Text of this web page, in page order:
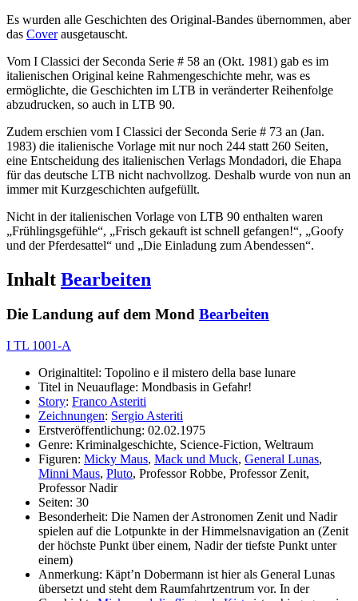
Es wurden alle Geschichten des Original-Bandes übernommen, aber
das Coverausgetauscht.
Vom I Classici der Seconda Serie # 58 an (Okt. 1981) gab es im
italienischen Original keine Rahmengeschichte mehr, was es
ermöglichte, die Geschichten im LTB in veränderter Reihenfolge
abzudrucken, so auch in LTB 90.
Zudem erschien vom I Classici der Seconda Serie # 73 an (Jan.
1983) die italienische Vorlage mit nur noch 244 statt 260 Seiten,
eine Entscheidung des italienischen Verlags Mondadori, die Ehapa
für das deutsche LTB nicht nachvollzog. Deshalb wurde von nun an
immer mit Kurzgeschichten aufgefüllt.
Nicht in der italienischen Vorlage von LTB 90 enthalten waren
„Frühlingsgefühle“, „Frisch gekauft ist schnell gefangen!“, „Goofy
und der Pferdesattel“ und „Die Einladung zum Abendessen“.
Inhalt Bearbeiten
Die Landung auf dem Mond Bearbeiten
I TL 1001-A
Originaltitel: Topolino e il mistero della base lunare
Titel in Neuauflage: Mondbasis in Gefahr!
Story: Franco Asteriti
Zeichnungen: Sergio Asteriti
Erstveröffentlichung: 02.02.1975
Genre: Kriminalgeschichte, Science-Fiction, Weltraum
Figuren: Micky Maus, Mack und Muck, General Lunas,
Minni Maus, Pluto, Professor Robbe, Professor Zenit,
Professor Nadir
Seiten: 30
Besonderheit: Die Namen der Astronomen Zenit und Nadir
spielen auf die Lotpunkte in der Himmelsnavigation an (Zenit
der höchste Punkt über einem, Nadir der tiefste Punkt unter
einem)
Anmerkung: Käpt’n Dobermann ist hier als General Lunas
übersetzt und steht dem Raumfahrtzentrum vor. In der